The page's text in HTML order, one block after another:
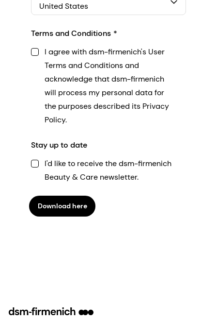
United States
Terms and Conditions
I agree with dsm-firmenich's User
Terms and Conditions and
acknowledge that dsm-firmenich
will process my personal data for
the purposes described its Privacy
Policy.
Stay up to date
I'd like to receive the dsm-firmenich
Beauty & Care newsletter.
Download here